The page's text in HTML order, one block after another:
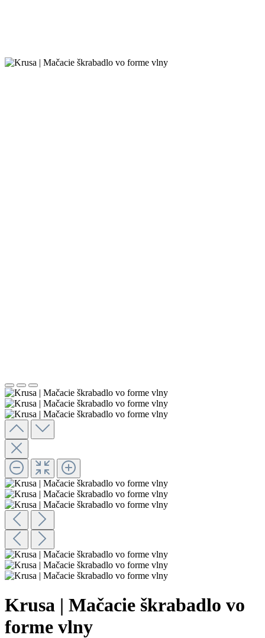
Krusa | Mačacie škrabadlo vo
forme vlny